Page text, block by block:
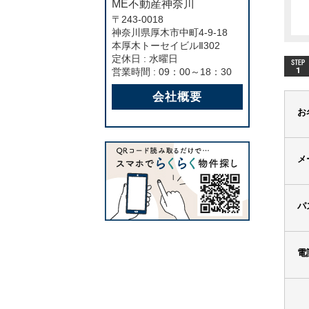
お
メ
パ
電
ME不動産神奈川
〒243-0018
神奈川県厚木市中町4-9-18
本厚木トーセイビルⅡ302
定休日 : 水曜日
営業時間 : 09：00～18：30
会社概要